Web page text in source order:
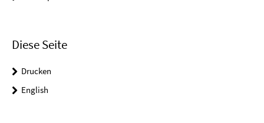
Diese Seite
Drucken
English